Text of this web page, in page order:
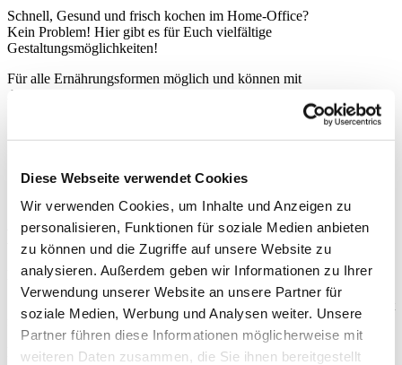
Diese Webseite verwendet Cookies
Wir verwenden Cookies, um Inhalte und Anzeigen zu
personalisieren, Funktionen für soziale Medien anbieten
zu können und die Zugriffe auf unsere Website zu
analysieren. Außerdem geben wir Informationen zu Ihrer
Verwendung unserer Website an unsere Partner für
soziale Medien, Werbung und Analysen weiter. Unsere
Partner führen diese Informationen möglicherweise mit
weiteren Daten zusammen, die Sie ihnen bereitgestellt
Schnell, Gesund und frisch kochen im Home-Office?
Kein Problem! Hier gibt es für Euch vielfältige
Gestaltungsmöglichkeiten!
Für alle Ernährungsformen möglich und können mit
Alternativprodukten mitgemacht werden.
Datum 01.02.2020, 02.02.2020
Bewertungen
Es gibt noch keine Bewertungen.
Schreibe die erste Bewertung für „Virtuelle Kantine (online Angebot
für Firmen)“
Du mußtangemeldetsein, um eine Bewertung abgeben zu können.